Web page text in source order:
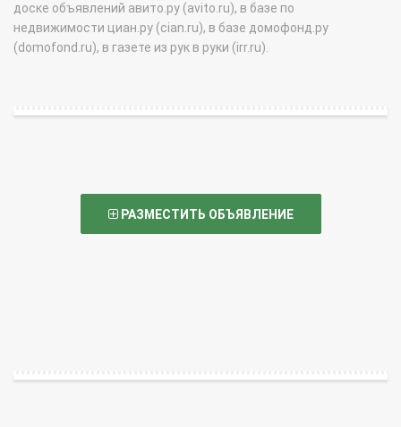
доске объявлений авито.ру (avito.ru), в базе по
недвижимости циан.ру (cian.ru), в базе домофонд.ру
(domofond.ru), в газете из рук в руки (irr.ru).
РАЗМЕСТИТЬ ОБЪЯВЛЕНИЕ